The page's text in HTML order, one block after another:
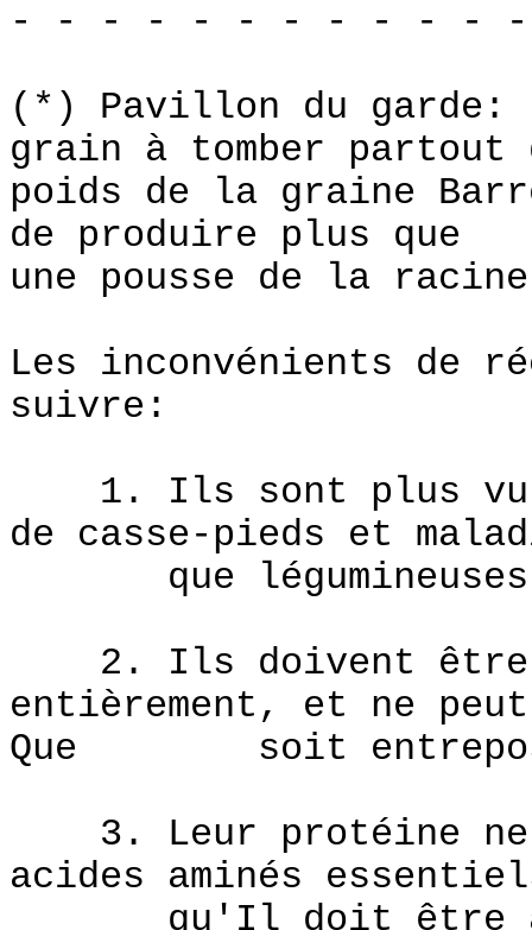
- - - - - - - - - - -
(*) Pavillon du garde:
grain à tomber partout
poids de la graine
de produire plus que
une pousse de la
Les inconvénients de
suivre:
1. Ils sont plus
de casse-pieds et
que
2. Ils doivent être
entièrement, et ne
Que soit entreposé
3. Leur protéine ne
acides aminés
qu'Il doit être